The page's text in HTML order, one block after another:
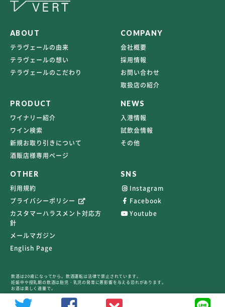
ABOUT
テラヴェールの由来
テラヴェールの想い
テラヴェールのこだわり
COMPANY
会社概要
採用情報
お問い合わせ
取扱店の紹介
PRODUCT
ワイナリー紹介
ワイン検索
新規お取り引きについて
酒販店様専用ページ
NEWS
入港情報
試飲会情報
その他
OTHER
利用規約
プライバシーポリシー
カスタマーハラスメント対応方
針
メールマガジン
English Page
SNS
Instagram
Facebook
Youtube
飲酒は20歳になってから。飲酒運転は法律で禁止されています。
妊娠中や授乳期の飲酒は胎児・乳児の発育に悪影響を与える恐れがあります。
お酒は楽しく適量で。
©2026 TERRAVERT ALL RIGHTS RESERVED.